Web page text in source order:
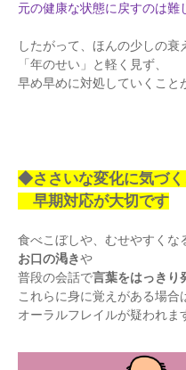
元の健康な状態に戻すのは難
したがって、ほんの少しの衰
「年のせい」と軽く見ず、
早め早めに対処していくこと
◆ささいな変化に気づく
早期対応が大切です
食べこぼしや、むせやすくな
お口の渇きや
普段の会話で言葉をはっきり
これらに身に覚えがある場合
オーラルフレイルが疑われま